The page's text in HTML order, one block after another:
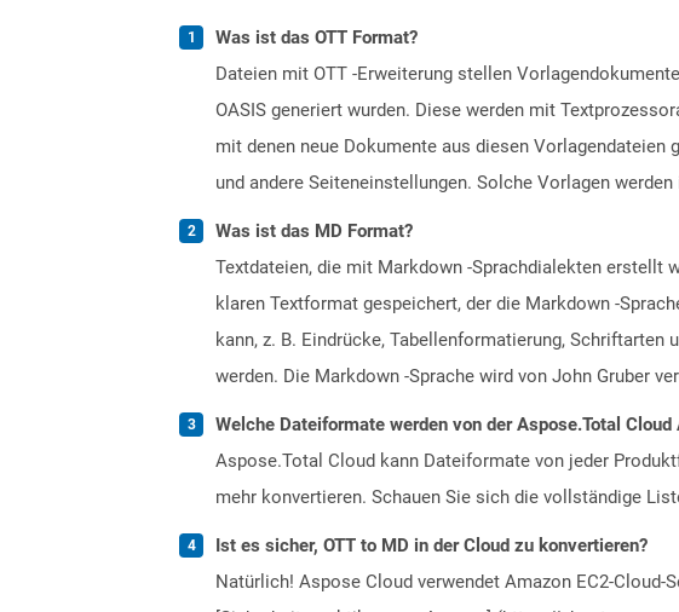
Was ist das OTT Format?
Dateien mit OTT -Erweiterung stellen
OASIS generiert wurden. Diese werden mit
mit denen neue Dokumente aus diesen Vorlagendateien
und andere Seiteneinstellungen. Solche Vorlagen
Was ist das MD Format?
Textdateien, die mit Markdown -Sprachdialekten erstellt
klaren Textformat gespeichert, der die Markdown -
kann, z. B. Eindrücke, Tabellenformatierung,
werden. Die Markdown -Sprache wird von John Gruber
Welche Dateiformate werden von der Aspose.Total
Aspose.Total Cloud kann Dateiformate von jeder
mehr konvertieren. Schauen Sie sich die vollständige
Ist es sicher, OTT to MD in der Cloud zu konvertieren?
Natürlich! Aspose Cloud verwendet Amazon EC2-